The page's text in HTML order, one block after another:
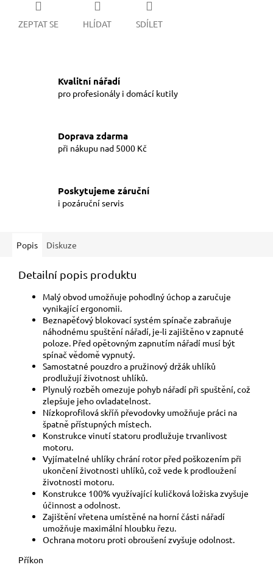
ZEPTAT SE HLÍDAT SDÍLET
Kvalitní nářadí
pro profesionály i domácí kutily
Doprava zdarma
při nákupu nad 5000 Kč
Poskytujeme záruční
i pozáruční servis
Popis Diskuze
Detailní popis produktu
Malý obvod umožňuje pohodlný úchop a zaručuje
vynikající ergonomii.
Beznapěťový blokovací systém spínače zabraňuje
náhodnému spuštění nářadí, je-li zajištěno v zapnuté
poloze. Před opětovným zapnutím nářadí musí být
spínač vědomě vypnutý.
Samostatné pouzdro a pružinový držák uhlíků
prodlužují životnost uhlíků.
Plynulý rozběh omezuje pohyb nářadí při spuštění, což
zlepšuje jeho ovladatelnost.
Nízkoprofilová skříň převodovky umožňuje práci na
špatně přístupných místech.
Konstrukce vinutí statoru prodlužuje trvanlivost
motoru.
Vyjímatelné uhlíky chrání rotor před poškozením při
ukončení životnosti uhlíků, což vede k prodloužení
životnosti motoru.
Konstrukce 100% využívající kuličková ložiska zvyšuje
účinnost a odolnost.
Zajištění vřetena umístěné na horní části nářadí
umožňuje maximální hloubku řezu.
Ochrana motoru proti obroušení zvyšuje odolnost.
Příkon